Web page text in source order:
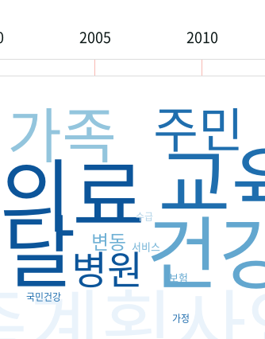
2005 2010
의료건
교
가족 주민
병원
변동 서비스
보험
가정
국민건강
수급